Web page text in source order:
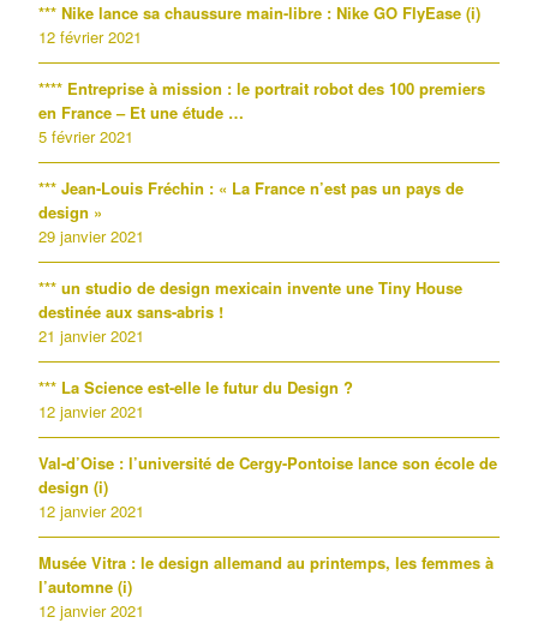
*** Nike lance sa chaussure main-libre : Nike GO FlyEase (i)
12 février 2021
**** Entreprise à mission : le portrait robot des 100 premiers
en France – Et une étude …
5 février 2021
*** Jean-Louis Fréchin : « La France n’est pas un pays de
design »
29 janvier 2021
*** un studio de design mexicain invente une Tiny House
destinée aux sans-abris !
21 janvier 2021
*** La Science est-elle le futur du Design ?
12 janvier 2021
Val-d’Oise : l’université de Cergy-Pontoise lance son école de
design (i)
12 janvier 2021
Musée Vitra : le design allemand au printemps, les femmes à
l’automne (i)
12 janvier 2021